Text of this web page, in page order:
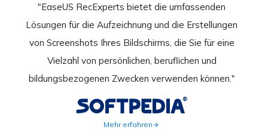
"EaseUS RecExperts bietet die umfassenden
Lösungen für die Aufzeichnung und die Erstellungen
von Screenshots Ihres Bildschirms, die Sie für eine
Vielzahl von persönlichen, beruflichen und
bildungsbezogenen Zwecken verwenden können."
Mehr erfahren